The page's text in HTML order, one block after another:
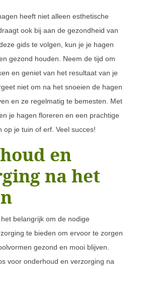
heeft niet alleen esthetische
ook bij aan de gezondheid van
gids te volgen, kun je je hagen
gezond houden. Neem de tijd om
en geniet van het resultaat van je
niet om na het snoeien de hagen
en ze regelmatig te bemesten. Met
je hagen floreren en een prachtige
op je tuin of erf. Veel succes!
en
na het
belangrijk om de nodige
te bieden om ervoor te zorgen
gezond en mooi blijven.
voor onderhoud en verzorging na